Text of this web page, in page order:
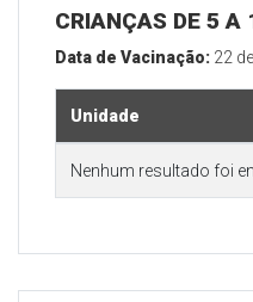
CRIANÇAS DE 5 A
Data de Vacinação: 22
Unidade
Nenhum resultado foi